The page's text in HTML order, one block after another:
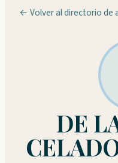
← Volver al directorio de
DE